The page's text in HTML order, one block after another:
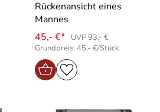
Rückenansicht eines
Mannes
45,- €*
UVP 93,- €
Grundpreis: 45,- €/Stück